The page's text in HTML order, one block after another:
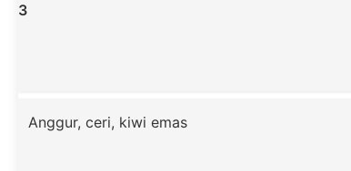
3
Anggur, ceri, kiwi emas